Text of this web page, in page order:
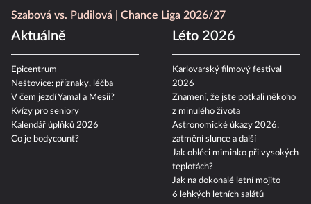
Szabová vs. Pudilová
Chance Liga 2026/27
Aktuálně
Epicentrum
Neštovice: příznaky, léčba
V čem jezdí Yamal a Mesii?
Kvízy pro seniory
Kalendář úplňků 2026
Co je bodycount?
Léto 2026
Karlovarský filmový festival
2026
Znamení, že jste potkali někoho
z minulého života
Astronomické úkazy 2026:
zatmění slunce a další
Jak obléci miminko při vysokých
teplotách?
Jak na dokonalé letní mojito
6 lehkých letních salátů